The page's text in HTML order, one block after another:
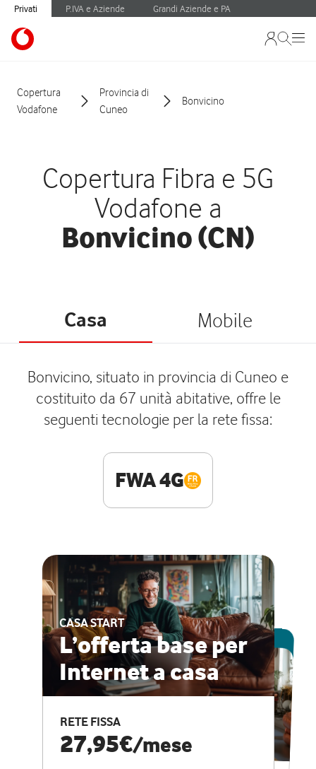
Privati P.IVA e Aziende Grandi Aziende e PA
Copertura
Vodafone
Provincia di
Cuneo
Bonvicino
Copertura Fibra e 5G
Vodafone a
Bonvicino (CN)
Casa Mobile
Bonvicino, situato in provincia di Cuneo e
costituito da 67 unità abitative, offre le
seguenti tecnologie per la rete fissa:
FWA 4G
CASA START
L’offerta base per
Internet a casa
RETE FISSA
27,95€/mese
ESCLUSIVA ONLINE
CASA PRO
Internet veloce e
vantaggi speciali